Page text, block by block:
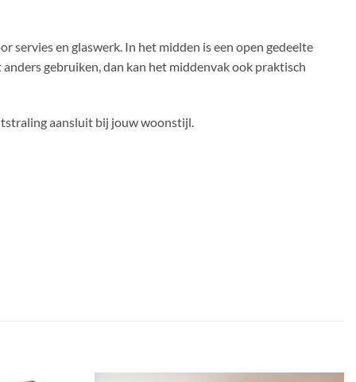
servies en glaswerk. In het midden is een open gedeelte
gebruiken, dan kan het middenvak ook praktisch
aansluit bij jouw woonstijl.